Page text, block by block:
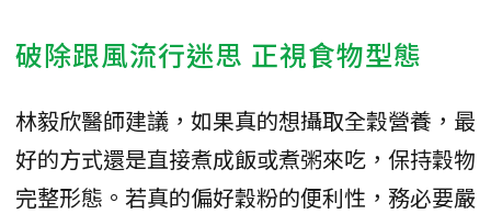
破除跟風流行迷思 正視食物型態
林毅欣醫師建議，如果真的想攝取全穀營養，最
好的方式還是直接煮成飯或煮粥來吃，保持穀物
完整形態。若真的偏好穀粉的便利性，務必要嚴